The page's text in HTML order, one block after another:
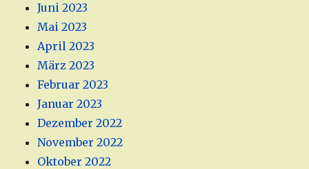
Juni 2023
Mai 2023
April 2023
März 2023
Februar 2023
Januar 2023
Dezember 2022
November 2022
Oktober 2022